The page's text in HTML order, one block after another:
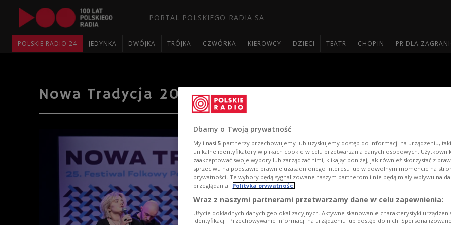
PORTAL POLSKIEGO RADIA SA
POLSKIE RADIO 24 JEDYNKA DWÓJKA TRÓJKA CZWÓRKA KIEROWCY DZIECI TEATR CHOPIN PR DLA
Nowa Tradycja 2024 | Konkurs Muzyki Folkowej cz.
Dbamy o Twoją prywatność
My i nasi 5 partnerzy przechowujemy lub uzyskujemy dostęp do informacji na urządzeniu,
unikalne identyfikatory w plikach cookie w celu przetwarzania danych osobowych.
zaakceptować swoje wybory lub zarządzać nimi, klikając poniżej, jak również skorzystać z
sprzeciwu na podstawie prawnie uzasadnionego interesu lub w dowolnym momencie na
prywatności. Te wybory będą sygnalizowane naszym partnerom i nie będą miały wpływu na
przeglądania. Polityka prywatności
Wraz z naszymi partnerami przetwarzamy dane w celu zapewnienia:
Użycie dokładnych danych geolokalizacyjnych. Aktywne skanowanie charakterystyki
identyfikacji. Przechowywanie informacji na urządzeniu lub dostęp do nich.